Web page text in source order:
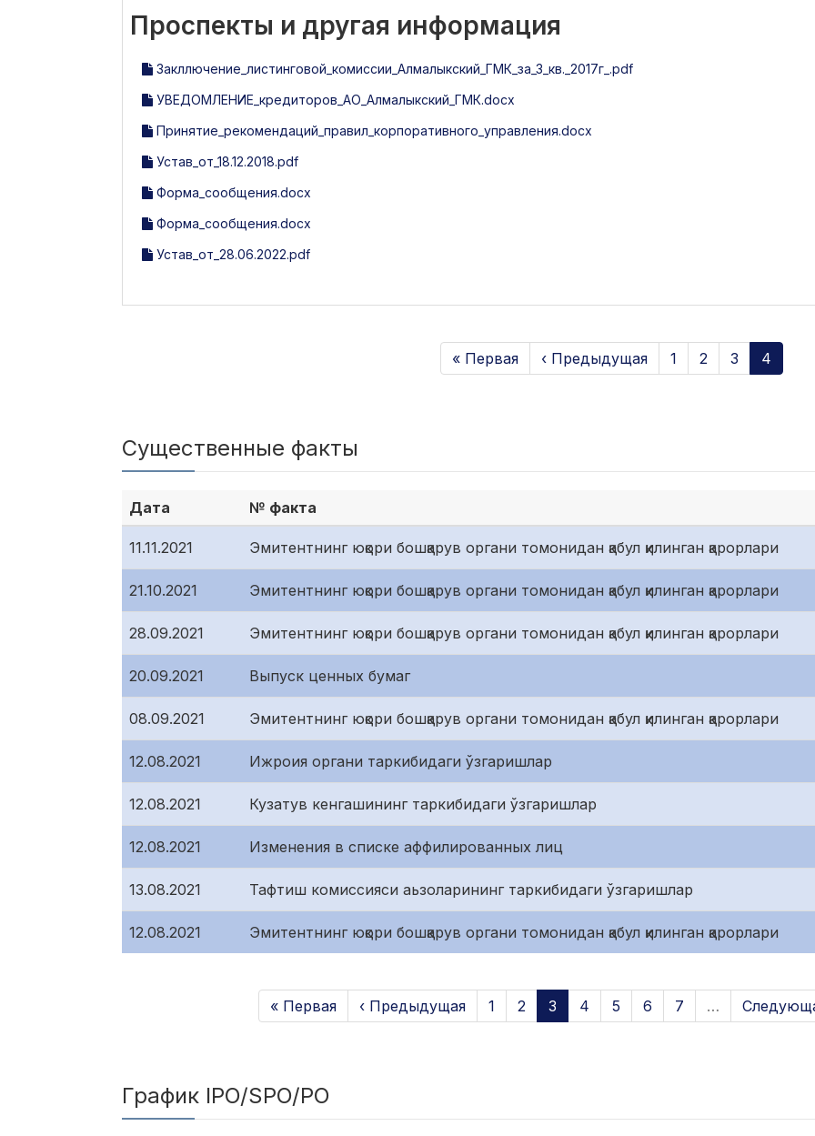
Проспекты и другая информация
Закллючение_листинговой_комиссии_Алмалыкский_ГМК_за_3_кв._2017г_.pdf
УВЕДОМЛЕНИЕ_кредиторов_АО_Алмалыкский_ГМК.docx
Принятие_рекомендаций_правил_корпоративного_управления.docx
Устав_от_18.12.2018.pdf
Форма_сообщения.docx
Форма_сообщения.docx
Устав_от_28.06.2022.pdf
« Первая ‹ Предыдущая 1 2 3 4
Существенные факты
Дата № факта
11.11.2021 Эмитентнинг юқори бошқарув органи томонидан қабул қилинган қарорлари
21.10.2021 Эмитентнинг юқори бошқарув органи томонидан қабул қилинган қарорлари
28.09.2021 Эмитентнинг юқори бошқарув органи томонидан қабул қилинган қарорлари
20.09.2021 Выпуск ценных бумаг
08.09.2021 Эмитентнинг юқори бошқарув органи томонидан қабул қилинган қарорлари
12.08.2021 Ижроия органи таркибидаги ўзгаришлар
12.08.2021 Кузатув кенгашининг таркибидаги ўзгаришлар
12.08.2021 Изменения в списке аффилированных лиц
13.08.2021 Тафтиш комиссияси аьзоларининг таркибидаги ўзгаришлар
12.08.2021 Эмитентнинг юқори бошқарув органи томонидан қабул қилинган қарорлари
« Первая ‹ Предыдущая 1 2 3 4 5 6 7 …
График IPO/SPO/PO